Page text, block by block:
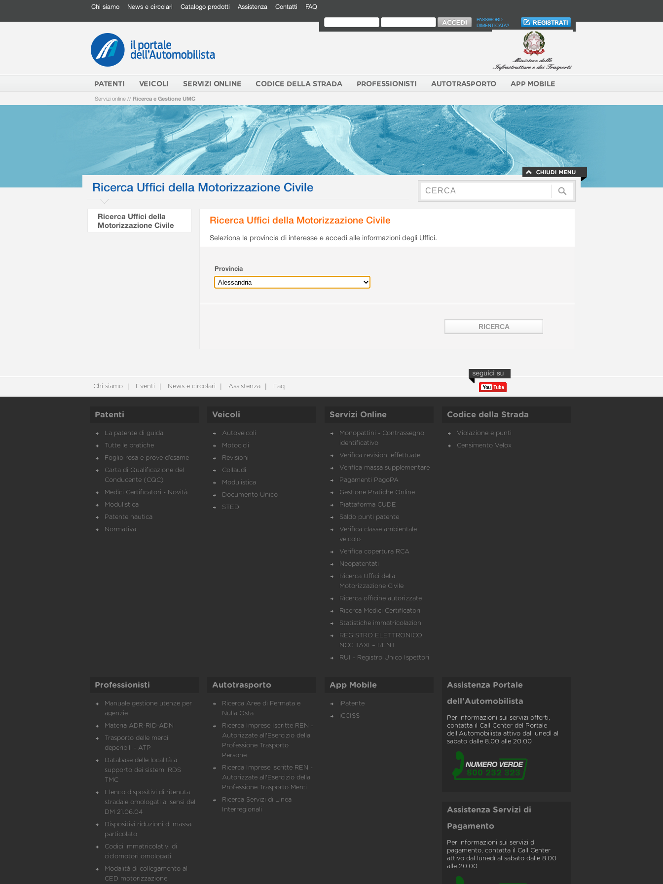
Chi siamo News e circolari Catalogo prodotti Assistenza Contatti FAQ
PASSWORD
DIMENTICATA?
PATENTI VEICOLI SERVIZI ONLINE CODICE DELLA STRADA PROFESSIONISTI AUTOTRASPORTO APP MOBILE
Servizi online // Ricerca e Gestione UMC
Ricerca Uffici della Motorizzazione Civile
Ricerca Uffici della
Motorizzazione Civile
Ricerca Uffici della Motorizzazione Civile
Seleziona la provincia di interesse e accedi alle informazioni degli Uffici.
Provincia
Chi siamo Eventi News e circolari Assistenza Faq
Patenti
La patente di guida
Tutte le pratiche
Foglio rosa e prove d’esame
Carta di Qualificazione del
Conducente (CQC)
Medici Certificatori - Novità
Modulistica
Patente nautica
Normativa
Veicoli
Autoveicoli
Motocicli
Revisioni
Collaudi
Modulistica
Documento Unico
STED
Servizi Online
Monopattini - Contrassegno
identificativo
Verifica revisioni effettuate
Verifica massa supplementare
Pagamenti PagoPA
Gestione Pratiche Online
Piattaforma CUDE
Saldo punti patente
Verifica classe ambientale
veicolo
Verifica copertura RCA
Neopatentati
Ricerca Uffici della
Motorizzazione Civile
Ricerca officine autorizzate
Ricerca Medici Certificatori
Statistiche immatricolazioni
REGISTRO ELETTRONICO
NCC TAXI – RENT
RUI - Registro Unico Ispettori
Codice della Strada
Violazione e punti
Censimento Velox
Professionisti
Manuale gestione utenze per
agenzie
Materia ADR-RID-ADN
Trasporto delle merci
deperibili - ATP
Database delle località a
supporto dei sistemi RDS
TMC
Elenco dispositivi di ritenuta
stradale omologati ai sensi del
DM 21.06.04
Dispositivi riduzioni di massa
particolato
Codici immatricolativi di
ciclomotori omologati
Modalità di collegamento al
CED motorizzazione
Autotrasporto
Ricerca Aree di Fermata e
Nulla Osta
Ricerca Imprese Iscritte REN -
Autorizzate all'Esercizio della
Professione Trasporto
Persone
Ricerca Imprese iscritte REN -
Autorizzate all'Esercizio della
Professione Trasporto Merci
Ricerca Servizi di Linea
Interregionali
App Mobile
iPatente
iCCISS
Assistenza Portale
dell'Automobilista
Per informazioni sui servizi offerti,
contatta il Call Center del Portale
dell'Automobilista attivo dal lunedì al
sabato dalle 8.00 alle 20.00
Assistenza Servizi di
Pagamento
Per informazioni sui servizi di
pagamento, contatta il Call Center
attivo dal lunedì al sabato dalle 8.00
alle 20.00